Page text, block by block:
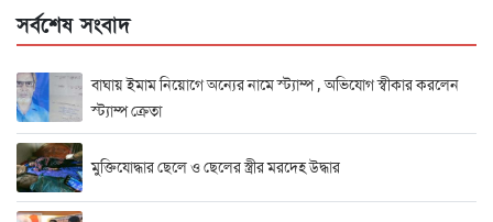
সর্বশেষ সংবাদ
বাঘায় ইমাম নিয়োগে অন্যের নামে স্ট্যাম্প , অভিযোগ স্বীকার করলেন
স্ট্যাম্প ক্রেতা
মুক্তিযোদ্ধার ছেলে ও ছেলের স্ত্রীর মরদেহ উদ্ধার